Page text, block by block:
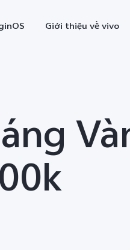
Giới thiệu về vivo